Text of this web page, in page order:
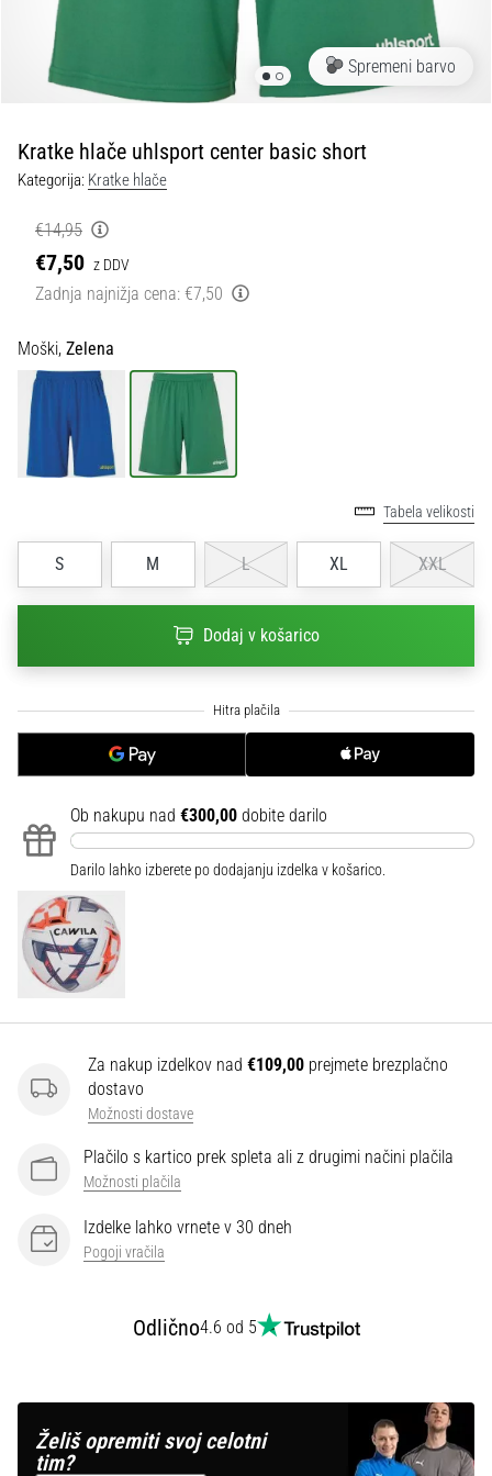
nogometni
čevlji
dotik
|
11teamsports
1. 7. 2025
1 min. branja
Play
for
More
Victories
Pripravi
se
z
in
Bodi
vsake
tekme,
gola
in…
članke
Spremeni barvo
Kratke hlače uhlsport center basic short
Kategorija: Kratke hlače
€14,95
€7,50 z DDV
Zadnja najnižja cena: €7,50
Moški, Zelena
Tabela velikosti
S M L XL XXL
Dodaj v košarico
Ob nakupu nad €300,00 dobite darilo
Darilo lahko izberete po dodajanju izdelka v košarico.
Za nakup izdelkov nad €109,00 prejmete brezplačno
dostavo
Možnosti dostave
Plačilo s kartico prek spleta ali z drugimi načini plačila
Možnosti plačila
Izdelke lahko vrnete v 30 dneh
Pogoji vračila
Odlično4.6 od 5
Želiš opremiti svoj celotni
tim?